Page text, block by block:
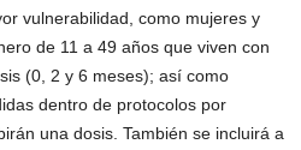
vulnerabilidad, como mujeres y
de 11 a 49 años que viven con
(0, 2 y 6 meses); así como
dentro de protocolos por
una dosis. También se incluirá a